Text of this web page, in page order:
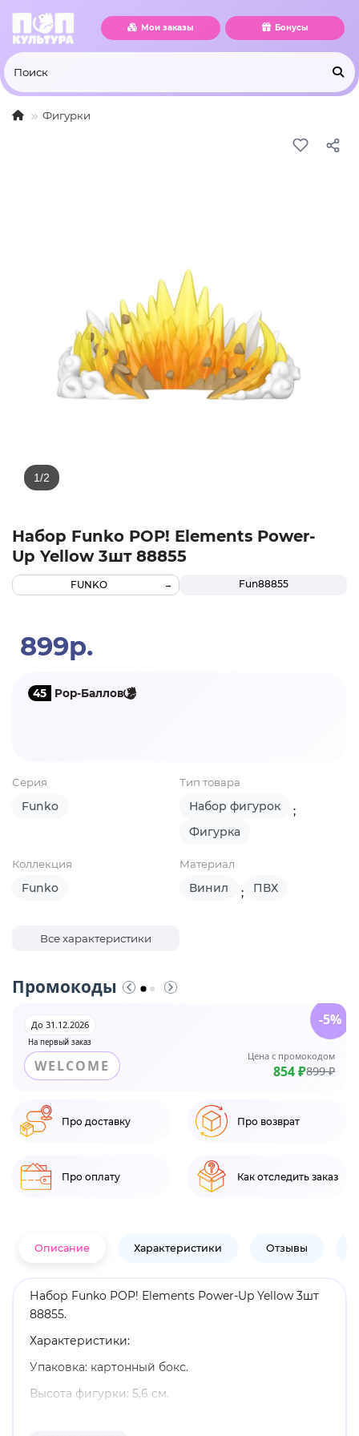
Мои заказы Бонусы
Фигурки
Набор Funko POP! Elements Power-
Up Yellow 3шт 88855
Fun88855
FUNKO
899р.
45 Pop-Баллов
Серия
Funko
Тип товара
Набор фигурок
;
Фигурка
Коллекция
Funko
Материал
Винил ; ПВХ
Все характеристики
Промокоды
На первый заказ
До 31.12.2026
WELCOME
Цена с промокодом
854 ₽899 ₽
-5%
Про доставку Про возврат
Про оплату Как отследить заказ
Описание Характеристики Отзывы
Набор Funko POP! Elements Power-Up Yellow 3шт
88855.
Характеристики:
Упаковка: картонный бокс.
Высота фигурки: 5,6 см.